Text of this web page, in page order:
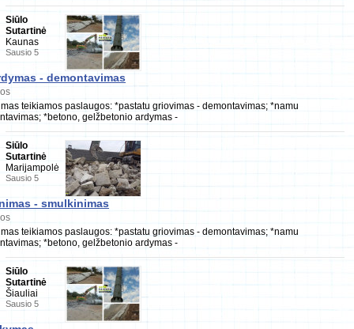
Siūlo
Sutartinė
Kaunas
Sausio 5
- demontavimas
teikiamos paslaugos: *pastatu griovimas - demontavimas; *namu
*betono, gelžbetonio ardymas -
Siūlo
Sutartinė
Marijampolė
Sausio 5
- smulkinimas
teikiamos paslaugos: *pastatu griovimas - demontavimas; *namu
*betono, gelžbetonio ardymas -
Siūlo
Sutartinė
Šiauliai
Sausio 5